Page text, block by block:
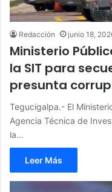
Redacción junio 18,
Ministerio
la SIT para
presunta
Tegucigalpa.- El
Agencia Técnica de
la…
Leer Más